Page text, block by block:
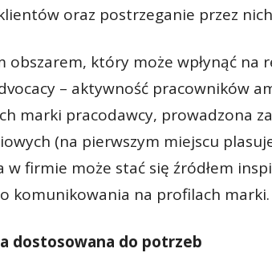
oraz postrzeganie przez
obszarem, który może wpłynąć na
– aktywność pracowników
marki pracodawcy, prowadzona
(na pierwszym miejscu
w firmie może stać się źródłem
komunikowania na profilach marki.
dostosowana do potrzeb